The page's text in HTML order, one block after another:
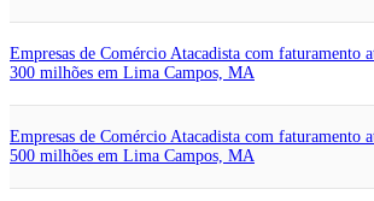
Empresas de Comércio Atacadista com faturamento
300 milhões em Lima Campos, MA
Empresas de Comércio Atacadista com faturamento
500 milhões em Lima Campos, MA